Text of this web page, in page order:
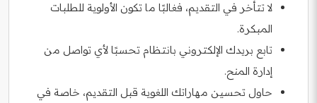
لا تتأخر في التقديم، فغالبًا ما تكون الأولوية للطلبات
المبكرة.
تابع بريدك الإلكتروني بانتظام تحسبًا لأي تواصل من
إدارة المنح.
حاول تحسين مهاراتك اللغوية قبل التقديم، خاصة في